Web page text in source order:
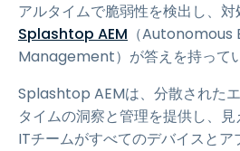
アルタイムで脆弱性を検出し、対
Splashtop AEM （
Management）が答えを持ってい
Splashtop AEMは、分散された
タイムの洞察と管理を提供し、
ITチームがすべてのデバイスと